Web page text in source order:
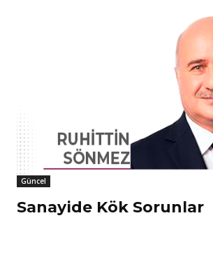
Güncel
Sanayide Kök Sorunlar